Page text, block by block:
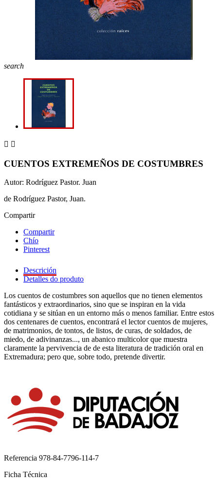
search
 
CUENTOS EXTREMEÑOS DE COSTUMBRES
Autor: Rodríguez Pastor. Juan
de Rodríguez Pastor, Juan.
Compartir
Compartir
Chío
Pinterest
Descrición
Detalles do produto
Los cuentos de costumbres son aquellos que no tienen elementos
fantásticos y extraordinarios, sino que se inspiran en la vida
cotidiana y se sitúan en un entorno más o menos familiar. Entre estos
dos centenares de cuentos, encontrará el lector cuentos de mujeres,
de matrimonios, de tontos, de listos, de curas, de soldados, de
miedo, de adivinanzas..., un abanico multicolor que muestra
claramente la pervivencia de de esta literatura de tradición oral en
Extremadura; pero que, sobre todo, pretende divertir.
Referencia 978-84-7796-114-7
Ficha Técnica